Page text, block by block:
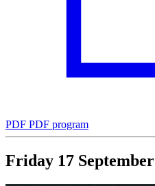
PDF PDF program
Friday 17 September